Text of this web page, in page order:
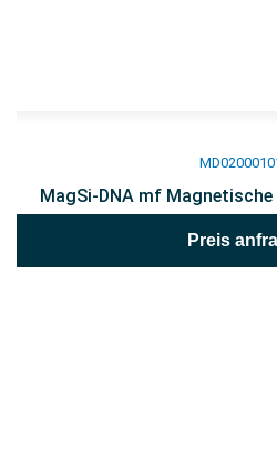
MagSi-DNA mf Magnetische
Preis